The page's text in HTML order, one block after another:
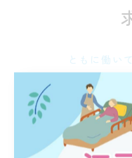
ともに働い
現在ご案内している
通える範
利用者様のご自宅に
業務を